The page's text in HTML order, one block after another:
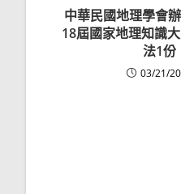
中華民國地理學會
18屆國家地理知識
法1份
03/21/